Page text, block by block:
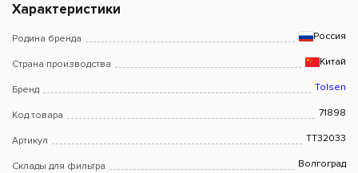
Характеристики
Родина бренда Россия
Страна производства Китай
Бренд Tolsen
Код товара 71898
Артикул TT32033
Склады для фильтра Волгоград